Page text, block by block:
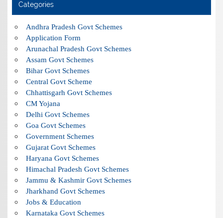
Categories
Andhra Pradesh Govt Schemes
Application Form
Arunachal Pradesh Govt Schemes
Assam Govt Schemes
Bihar Govt Schemes
Central Govt Scheme
Chhattisgarh Govt Schemes
CM Yojana
Delhi Govt Schemes
Goa Govt Schemes
Government Schemes
Gujarat Govt Schemes
Haryana Govt Schemes
Himachal Pradesh Govt Schemes
Jammu & Kashmir Govt Schemes
Jharkhand Govt Schemes
Jobs & Education
Karnataka Govt Schemes